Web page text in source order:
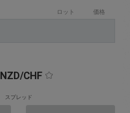
ロット 価格
NZD/CHF
スプレッド